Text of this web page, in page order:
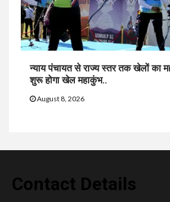
न्याय पंचायत से राज्य स्तर तक खेलों का
शुरू होगा खेल महाकुंभ..
August 8, 2026
Contact Details